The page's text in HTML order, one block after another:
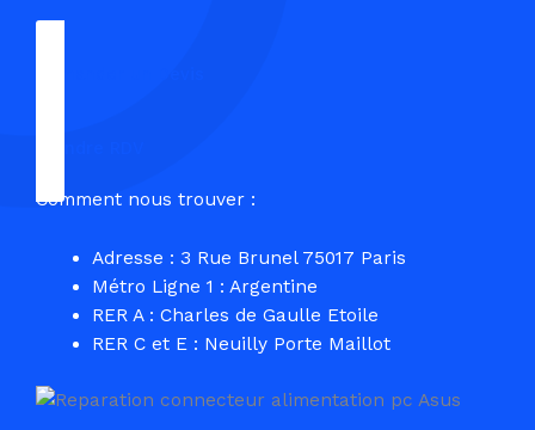
Comment nous trouver :
Adresse : 3 Rue Brunel 75017 Paris
Métro Ligne 1 : Argentine
RER A : Charles de Gaulle Etoile
RER C et E : Neuilly Porte Maillot